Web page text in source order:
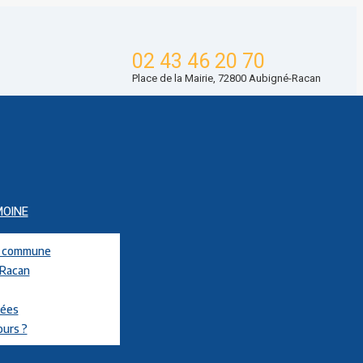
02 43 46 20 70
Place de la Mairie, 72800 Aubigné-Racan
?